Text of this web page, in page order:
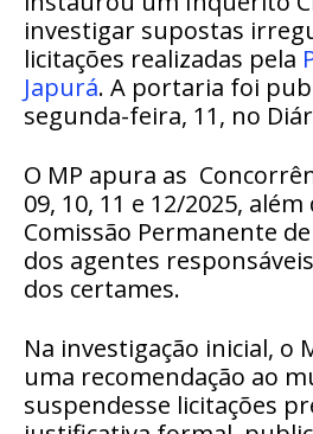
investigar supostas
licitações realizadas pela
Japurá. A portaria foi
segunda-feira, 11, no
O MP apura as
09, 10, 11 e 12/2025,
Comissão Permanente de
dos agentes
dos certames.
Na investigação inicial, o
uma recomendação ao
suspendesse licitações